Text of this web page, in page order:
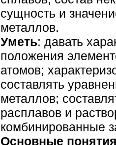
сущность и
металлов.
Уметь: давать
положения
атомов;
составлять
металлов;
расплавов и
комбинированные
Основные